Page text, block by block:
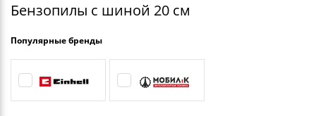
Бензопилы с шиной 20 см
Популярные бренды